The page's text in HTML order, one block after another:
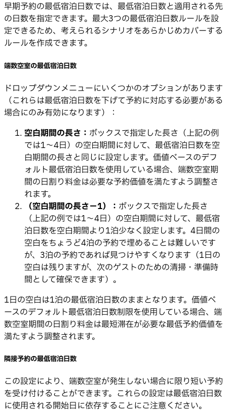
早期予約の最低宿泊日数では、最低宿泊日数と適用される先
の日数を指定できます。最大3つの最低宿泊日数ルールを設
定できるため、考えられるシナリオをあらかじめカバーする
ルールを作成できます。
端数空室の最低宿泊日数
ドロップダウンメニューにいくつかのオプションがあります
（これらは最低宿泊日数を下げて予約に対応する必要がある
場合にのみ有効になります）：
空白期間の長さ： ボックスで指定した長さ（上記の例
では1〜4日）の空白期間に対して、最低宿泊日数を空
白期間の長さと同じに設定します。価値ベースのデフ
ォルト最低宿泊日数を使用している場合、端数空室期
間の日割り料金は必要な予約価値を満たすよう調整さ
れます。
（空白期間の長さ－1）： ボックスで指定した長さ
（上記の例では1〜4日）の空白期間に対して、最低宿
泊日数を空白期間より1泊少なく設定します。4日間の
空白をちょうど4泊の予約で埋めることは難しいです
が、3泊の予約であれば見つけやすくなります（1日の
空白は残りますが、次のゲストのための清掃・準備時
間として確保できます）。
1日の空白は1泊の最低宿泊日数のままとなります。価値ベ
ースのデフォルト最低宿泊日数制限を使用している場合、端
数空室期間の日割り料金は最短滞在が必要な最低予約価値を
満たすよう調整されます。
隣接予約の最低宿泊日数
この設定により、端数空室が発生しない場合に限り短い予約
を受け付けることができます。これらの設定は最低宿泊日数
に使用される開始日に依存することにご注意ください。